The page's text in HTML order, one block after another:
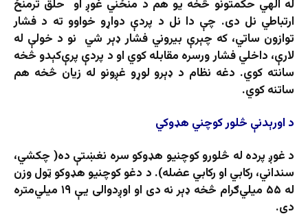
له الهي حکمتونو څخه یو هم د منځني غوږ او حلق ترمنځ
ارتباطي نل دی. چې دا نل د پردې دواړو خواوو ته د فشار
توازون ساتي، که چېرې بیروني فشار ډېر شي نو د خولې له
لارې، داخلي فشار ورسره مقابله کوي او د پردې پرې‌کېدو څخه
سانته کوي. دغه نظام د ډېرو لوړو غږونو له زیان څخه هم
ساتنه کوي.
د اورېدنې څلور کوچني هډوکي
د غوږ پرده له څلورو کوچنیو هډوکو سره نغښتې ده( چکشي،
سنداني، رکابي او رکابي عضله). د دغو کوچنیو هډوکو ټول وزن
له ۵۵ میلي‌ګرام څخه ډېر نه دی او اوږدوالی یې ۱۹ میلي‌متره
دی.